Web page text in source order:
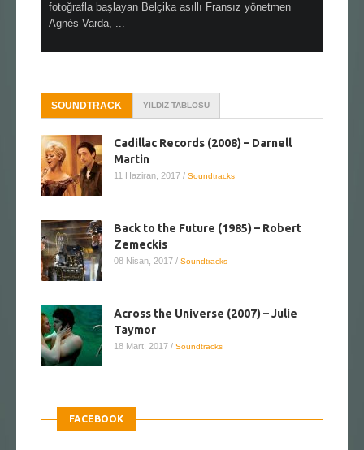
fotoğrafla başlayan Belçika asıllı Fransız yönetmen
Agnès Varda, ...
SOUNDTRACK YILDIZ TABLOSU
Cadillac Records (2008) – Darnell
Martin
11 Haziran, 2017 / Soundtracks
Back to the Future (1985) – Robert
Zemeckis
08 Nisan, 2017 / Soundtracks
Across the Universe (2007) – Julie
Taymor
18 Mart, 2017 / Soundtracks
FACEBOOK